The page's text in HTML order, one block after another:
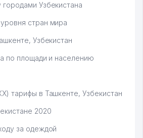
Узбекистана
стран мира
Узбекистан
по площади и населению
тарифы в Ташкенте, Узбекистан
2020
за одеждой